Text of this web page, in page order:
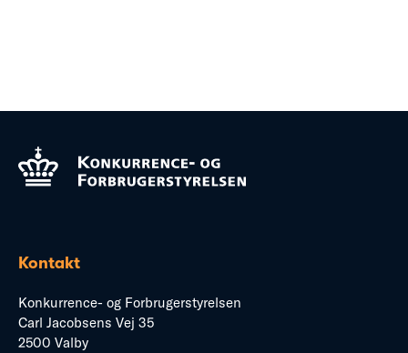
Kontakt
Konkurrence- og Forbrugerstyrelsen
Carl Jacobsens Vej 35
2500 Valby